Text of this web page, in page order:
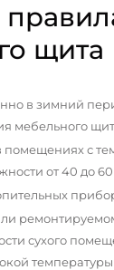
щита
в зимний
мебельного
помещениях с
от 40 до 60
сухого